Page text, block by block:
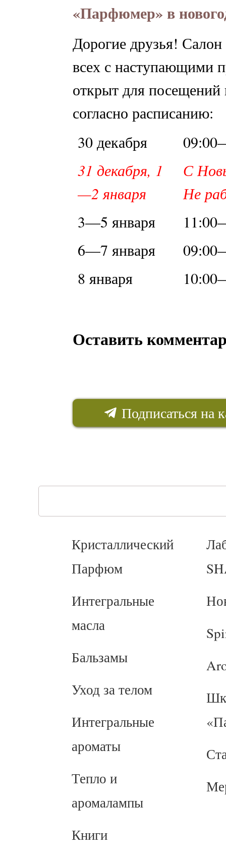
«Парфюмер» в
Дорогие друзья!
всех с наступающими
открыт для посещений
согласно расписанию:
30 декабря
31 декабря, 1
—2 января
С
Не
3—5 января
6—7 января
8 января
Оставить
Подписаться на
Кристаллический
Парфюм
Интегральные
масла
Бальзамы
Уход за телом
Интегральные
ароматы
Тепло и
аромалампы
Книги